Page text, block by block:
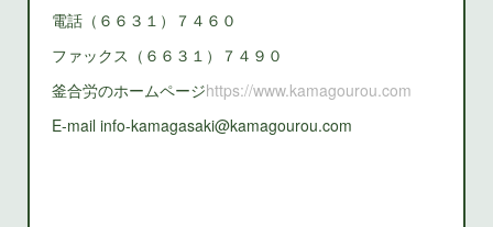
電話（６６３１）７４６０
ファックス（６６３１）７４９０
釜合労のホームページhttps://www.kamagourou.com
E-mail info-kamagasaki@kamagourou.com